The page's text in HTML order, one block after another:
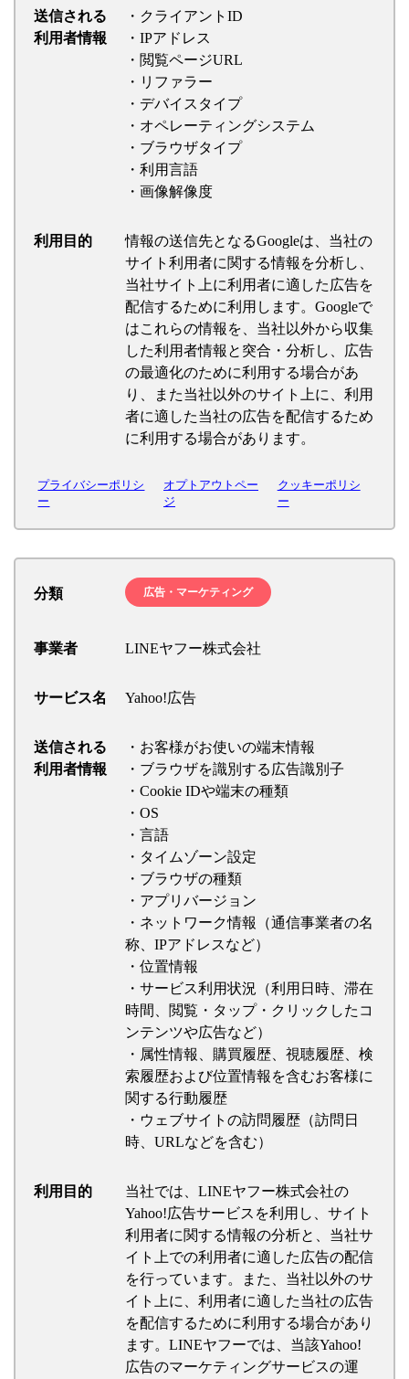
送信される
利用者情報
・クライアントID
・IPアドレス
・閲覧ページURL
・リファラー
・デバイスタイプ
・オペレーティングシステム
・ブラウザタイプ
・利用言語
・画像解像度
利用目的
情報の送信先となるGoogleは、当社の
サイト利用者に関する情報を分析し、
当社サイト上に利用者に適した広告を
配信するために利用します。Googleで
はこれらの情報を、当社以外から収集
した利用者情報と突合・分析し、広告
の最適化のために利用する場合があ
り、また当社以外のサイト上に、利用
者に適した当社の広告を配信するため
に利用する場合があります。
プライバシーポリシ
ー
オプトアウトペー
ジ
クッキーポリシ
ー
分類 広告・マーケティング
事業者 LINEヤフー株式会社
サービス名 Yahoo!広告
送信される
利用者情報
・お客様がお使いの端末情報
・ブラウザを識別する広告識別子
・Cookie IDや端末の種類
・OS
・言語
・タイムゾーン設定
・ブラウザの種類
・アプリバージョン
・ネットワーク情報（通信事業者の名
称、IPアドレスなど）
・位置情報
・サービス利用状況（利用日時、滞在
時間、閲覧・タップ・クリックしたコ
ンテンツや広告など）
・属性情報、購買履歴、視聴履歴、検
索履歴および位置情報を含むお客様に
関する行動履歴
・ウェブサイトの訪問履歴（訪問日
時、URLなどを含む）
利用目的
当社では、LINEヤフー株式会社の
Yahoo!広告サービスを利用し、サイト
利用者に関する情報の分析と、当社サ
イト上での利用者に適した広告の配信
を行っています。また、当社以外のサ
イト上に、利用者に適した当社の広告
を配信するために利用する場合があり
ます。LINEヤフーでは、当該Yahoo!
広告のマーケティングサービスの運